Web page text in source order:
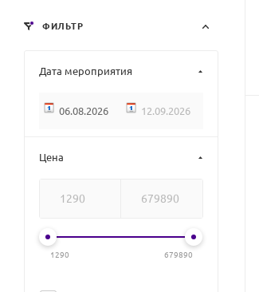
ФИЛЬТР
Дата мероприятия
Цена
1290 679890